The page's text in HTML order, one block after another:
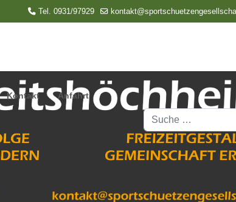
Tel. 0931/97929
Kontakt Anfahrt
Suchen